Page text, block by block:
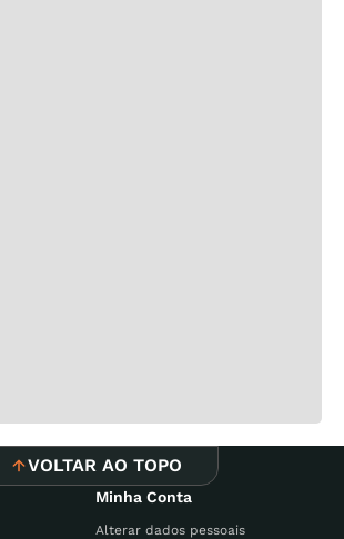
VOLTAR AO TOPO
Minha Conta
Alterar dados pessoais